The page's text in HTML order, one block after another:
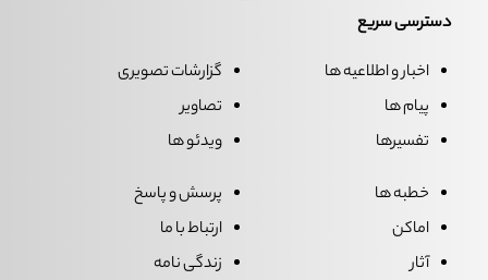
دسترسی سریع
اخبار و اطلاعیه ها
پیام ها
تفسیرها
گزارشات تصویری
تصاویر
ویدئو ها
خطبه ها
اماکن
آثار
پرسش و پاسخ
ارتباط با ما
زندگی نامه